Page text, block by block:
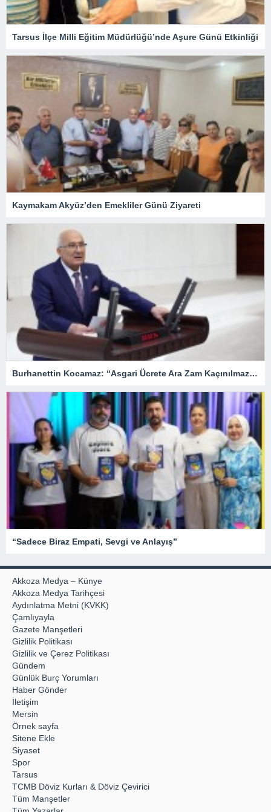
Tarsus İlçe Milli Eğitim Müdürlüğü’nde Aşure Günü Etkinliği
Kaymakam Akyüz’den Emekliler Günü Ziyareti
Burhanettin Kocamaz: “Asgari Ücrete Ara Zam Kaçınılmaz Hale Geldi”
“Sadece Biraz Empati, Sevgi ve Anlayış”
Akkoza Medya – Künye
Akkoza Medya Tarihçesi
Aydınlatma Metni (KVKK)
Çamlıyayla
Gazete Manşetleri
Gizlilik Politikası
Gizlilik ve Çerez Politikası
Gündem
Günlük Burç Yorumları
Haber Gönder
İletişim
Mersin
Örnek sayfa
Sitene Ekle
Siyaset
Spor
Tarsus
TCMB Döviz Kurları & Döviz Çevirici
Tüm Manşetler